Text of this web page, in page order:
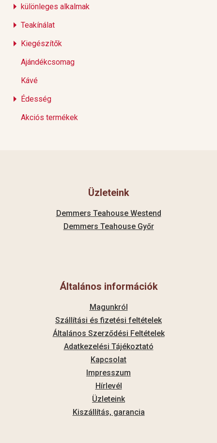
különleges alkalmak
Teakínálat
Kiegészítők
Ajándékcsomag
Kávé
Édesség
Akciós termékek
Üzleteink
Demmers Teahouse Westend
Demmers Teahouse Győr
Általános információk
Magunkról
Szállítási és fizetési feltételek
Általános Szerződési Feltételek
Adatkezelési Tájékoztató
Kapcsolat
Impresszum
Hírlevél
Üzleteink
Kiszállítás, garancia